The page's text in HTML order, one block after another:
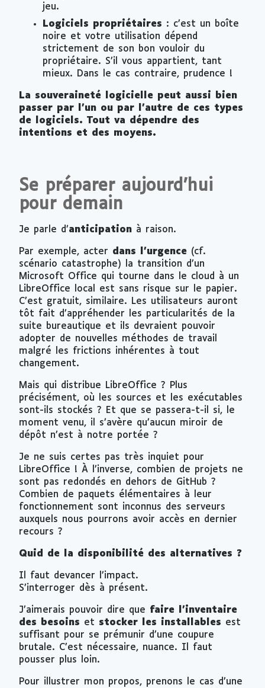
jeu.
Logiciels propriétaires : c’est un boîte
noire et votre utilisation dépend
strictement de son bon vouloir du
propriétaire. S’il vous appartient, tant
mieux. Dans le cas contraire, prudence !
La souveraineté logicielle peut aussi bien
passer par l’un ou par l’autre de ces types
de logiciels. Tout va dépendre des
intentions et des moyens.
Se préparer aujourd’hui
pour demain
Je parle d’anticipation à raison.
Par exemple, acter dans l’urgence (cf.
scénario catastrophe) la transition d’un
Microsoft Office qui tourne dans le cloud à un
LibreOffice local est sans risque sur le papier.
C’est gratuit, similaire. Les utilisateurs auront
tôt fait d’appréhender les particularités de la
suite bureautique et ils devraient pouvoir
adopter de nouvelles méthodes de travail
malgré les frictions inhérentes à tout
changement.
Mais qui distribue LibreOffice ? Plus
précisément, où les sources et les exécutables
sont-ils stockés ? Et que se passera-t-il si, le
moment venu, il s’avère qu’aucun miroir de
dépôt n’est à notre portée ?
Je ne suis certes pas très inquiet pour
LibreOffice ! À l’inverse, combien de projets ne
sont pas redondés en dehors de GitHub ?
Combien de paquets élémentaires à leur
fonctionnement sont inconnus des serveurs
auxquels nous pourrons avoir accès en dernier
recours ?
Quid de la disponibilité des alternatives ?
Il faut devancer l’impact.
S’interroger dès à présent.
J’aimerais pouvoir dire que faire l’inventaire
des besoins et stocker les installables est
suffisant pour se prémunir d’une coupure
brutale. C’est nécessaire, nuance. Il faut
pousser plus loin.
Pour illustrer mon propos, prenons le cas d’une